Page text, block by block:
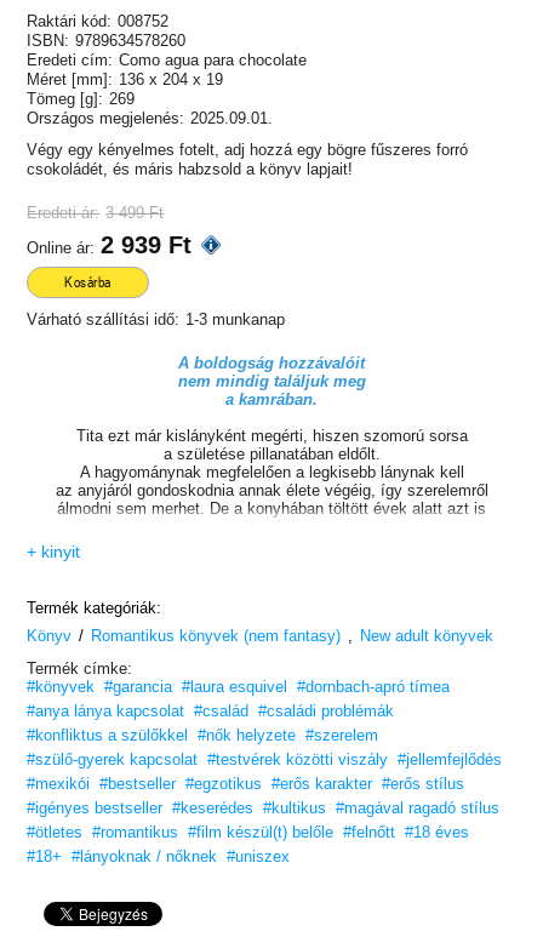
Raktári kód: 008752
ISBN: 9789634578260
Eredeti cím: Como agua para chocolate
Méret [mm]: 136 x 204 x 19
Tömeg [g]: 269
Országos megjelenés: 2025.09.01.
Végy egy kényelmes fotelt, adj hozzá egy bögre fűszeres forró
csokoládét, és máris habzsold a könyv lapjait!
Eredeti ár: 3 499 Ft
Online ár: 2 939 Ft
Kosárba
Várható szállítási idő: 1-3 munkanap
A boldogság hozzávalóit
nem mindig találjuk meg
a kamrában.
Tita ezt már kislányként megérti, hiszen szomorú sorsa
a születése pillanatában eldőlt.
A hagyománynak megfelelően a legkisebb lánynak kell
az anyjáról gondoskodnia annak élete végéig, így szerelemről
álmodni sem merhet. De a konyhában töltött évek alatt azt is
megérti,
hogy egy ízletes étel nem a hozzávalóktól lesz különleges,
hanem az odaadástól és szeretettől, amellyel készítik.
és illatával varázsolja el vacsoravendégeit. Főzés közben érzett
jókedve, vágya vagy fájdalma könyörtelenül átragad mindenkire,
Az érzelmek és ízek birodalmában tett utazással Laura Esquivel
egy igazi klasszikust alkotott. Szenvedélyekkel teli gasztronómiai
kalandozás a mexikói kultúrával keveredve.
„Lenyűgöző szerelmi történet receptekkel
és egy kis mágikus realizmussal fűszerezve.”– Washington Post
„Elvarázsolja az ízlelőbimbóidat és a szívedet is.”– Usa Today
Végy egy kényelmes fotelt, adj hozzá egy bögre fűszeres forró
csokoládét,
és máris habzsold a könyv lapjait!
+ kinyit
Termék kategóriák:
Könyv / Romantikus könyvek (nem fantasy)
New adult könyvek
Termék címke:
#könyvek #garancia #laura esquivel
#dornbach-apró tímea
#anya lánya kapcsolat #család
#családi problémák
#konfliktus a szülőkkel
#nők helyzete #szerelem
#szülő-gyerek kapcsolat #testvérek közötti viszály #jellemfejlődés
#mexikói
#bestseller #egzotikus #erős karakter #erős stílus
#igényes bestseller #keserédes #kultikus
#magával ragadó stílus
#ötletes
#romantikus #film készül(t) belőle #felnőtt #18 éves
#18+
#lányoknak / nőknek #uniszex